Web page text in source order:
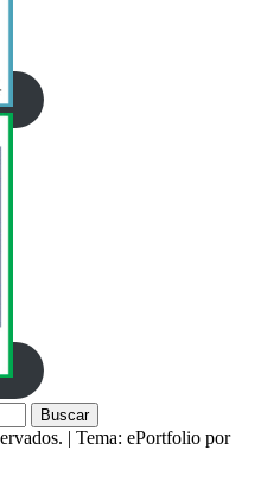
| Tema: ePortfolio por